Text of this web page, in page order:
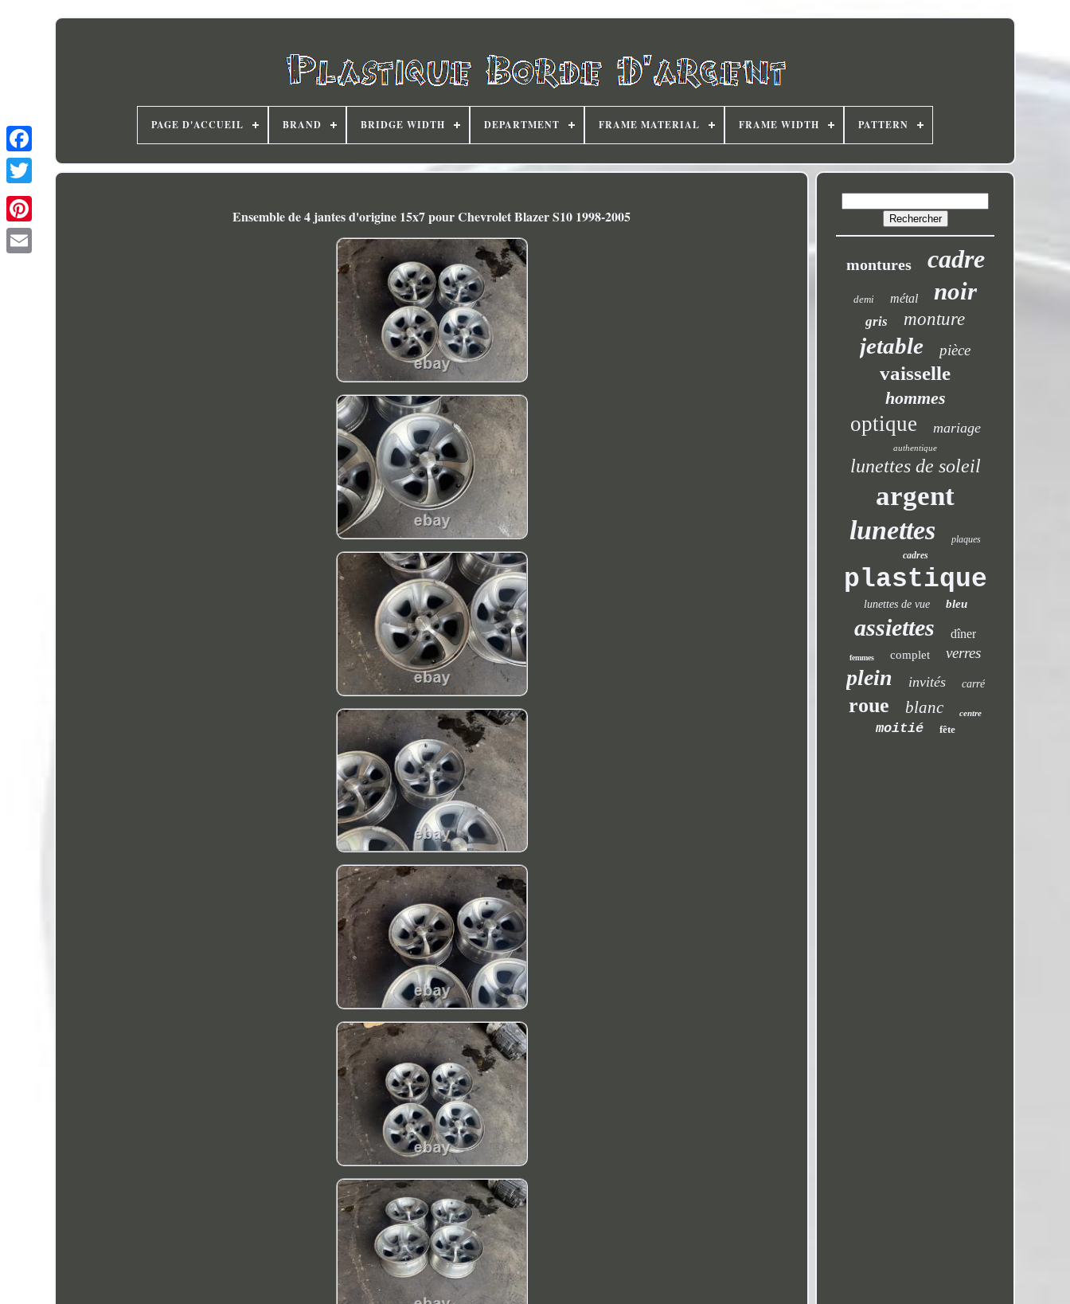
PAGE D'ACCUEIL BRAND BRIDGE WIDTH DEPARTMENT FRAME MATERIAL FRAME WIDTH PATTERN
Ensemble de 4 jantes d'origine 15x7 pour Chevrolet Blazer S10 1998-2005
montures cadre
demi métal noir
gris monture
jetable pièce
vaisselle
hommes
optique mariage
authentique
lunettes de soleil
argent
lunettes
plaques
cadres
plastique
lunettes de vue bleu
assiettes dîner
femmes complet verres
plein invités carré
roue blanc centre
moitié fête